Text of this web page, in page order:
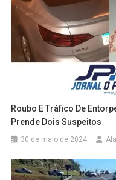
Roubo E Tráfico De
Prende Dois Suspeitos
30 de maio de 2024